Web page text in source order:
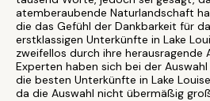
atemberaubende Naturlandschaft
die das Gefühl der Dankbarkeit für
erstklassigen Unterkünfte in Lake
zweifellos durch ihre herausragende
Experten haben sich bei der
die besten Unterkünfte in Lake
da die Auswahl nicht übermäßig